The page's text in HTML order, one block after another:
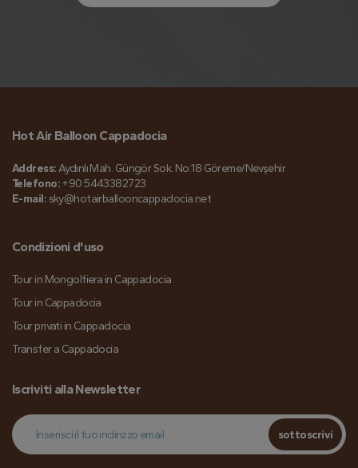
Hot Air Balloon Cappadocia
Address:Aydınlı Mah. Güngör Sok. No:18 Göreme/Nevşehir
Telefono:+90 5443382723
E-mail: sky@hotairballooncappadocia.net
Condizioni d'uso
Tour in Mongolfiera in Cappadocia
Tour in Cappadocia
Tour privati in Cappadocia
Transfer a Cappadocia
Iscriviti alla Newsletter
sottoscrivi